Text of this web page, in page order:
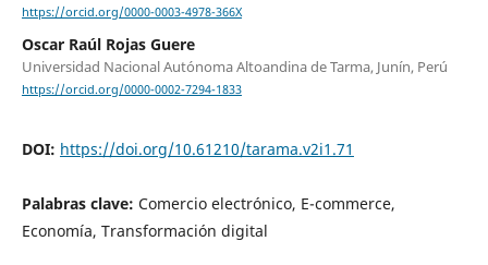
https://orcid.org/0000-0003-4978-366X
Oscar Raúl Rojas Guere
Universidad Nacional Autónoma Altoandina de Tarma, Junín, Perú
https://orcid.org/0000-0002-7294-1833
DOI: https://doi.org/10.61210/tarama.v2i1.71
Palabras clave: Comercio electrónico, E-commerce,
Economía, Transformación digital